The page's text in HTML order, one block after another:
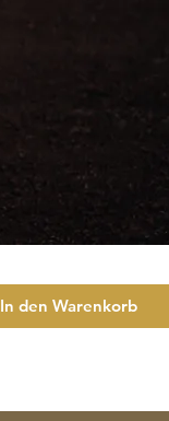
In den Warenkorb